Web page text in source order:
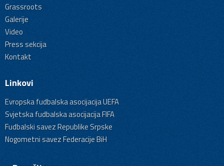
Grassroots
Galerije
Video
Press sekcija
Kontakt
Linkovi
Evropska fudbalska asocijacija UEFA
Svjetska fudbalska asocijacija FIFA
Fudbalski savez Republike Srpske
Nogometni savez Federacije BiH